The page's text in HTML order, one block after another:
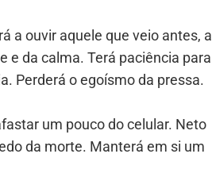
a ouvir aquele que veio antes, a
e da calma. Terá paciência para
Perderá o egoísmo da pressa.
um pouco do celular. Neto
da morte. Manterá em si um